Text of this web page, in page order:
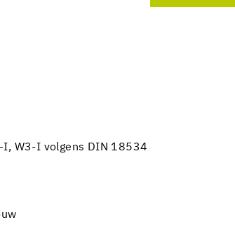
W3-I volgens DIN 18534